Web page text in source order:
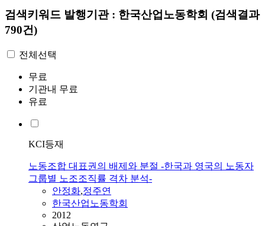
검색키워드 발행기관 : 한국산업노동학회 (검색결과
790건)
전체선택
무료
기관내 무료
유료
KCI등재
노동조합 대표권의 배제와 분절 -한국과 영국의 노동자
그룹별 노조조직률 격차 분석-
안정화,정주연
한국산업노동학회
2012